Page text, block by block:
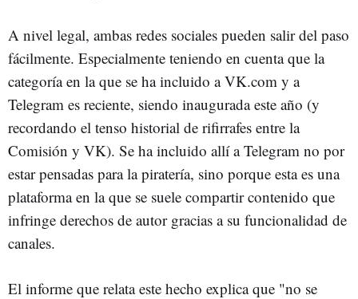
A nivel legal, ambas redes sociales pueden salir del paso
fácilmente. Especialmente teniendo en cuenta que la
categoría en la que se ha incluido a VK.com y a
Telegram es reciente, siendo inaugurada este año (y
recordando el tenso historial de rifirrafes entre la
Comisión y VK). Se ha incluido allí a Telegram no por
estar pensadas para la piratería, sino porque esta es una
plataforma en la que se suele compartir contenido que
infringe derechos de autor gracias a su funcionalidad de
canales.
El informe que relata este hecho explica que "no se